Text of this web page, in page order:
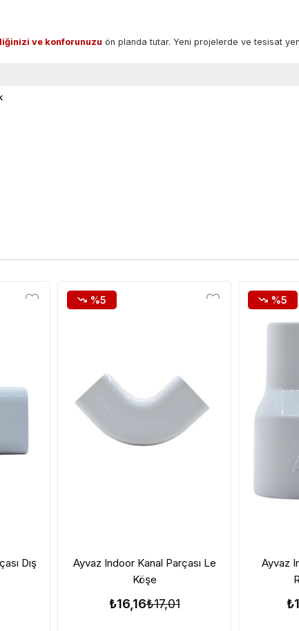
ve konforunuzu ön planda tutar. Yeni projelerde ve tesisat
Dış
Ayvaz Indoor Kanal Parçası Le
Köşe
₺16,16₺17,01
%5
Ayvaz
%5